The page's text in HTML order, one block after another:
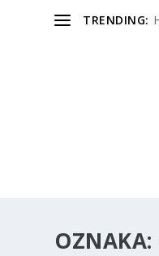
TRENDING:
OZNAKA: